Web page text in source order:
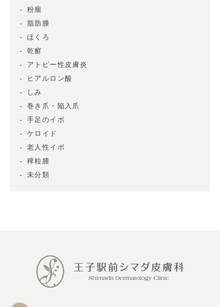
粉瘤
脂肪腫
ほくろ
乾癬
アトピー性皮膚炎
ヒアルロン酸
しみ
巻き爪・陥入爪
手足のイボ
ケロイド
老人性イボ
稗粒腫
未分類